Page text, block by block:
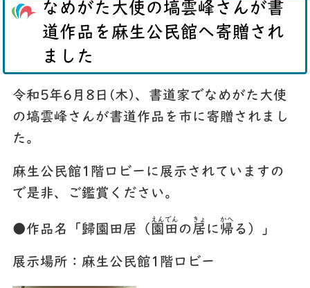
なめがた大使の塙雲峰さんが書
道作品を麻生公民館へ寄贈され
ました
令和5年6月8日(木)、書道家でなめがた大使
の塙雲峰さんが書道作品を市に寄贈されまし
た。
麻生公民館1階ロビーに展示されていますの
で是非、ご鑑賞ください。
●作品名「歸園田居（ 園田
えんでん
の居
きょ
に 帰
かへ
る）」
展示場所：麻生公民館1階ロビー